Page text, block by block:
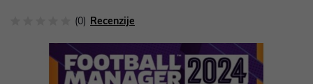
(0) Recenzije